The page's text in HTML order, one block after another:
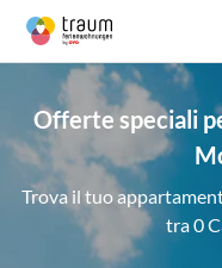
Offerte speciali
Trova il tuo
tra 0